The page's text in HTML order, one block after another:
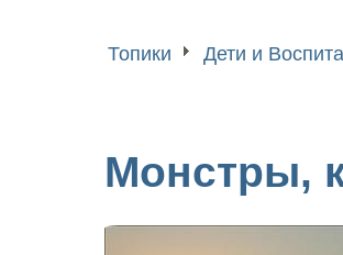
Топики Дети и
Монстры,